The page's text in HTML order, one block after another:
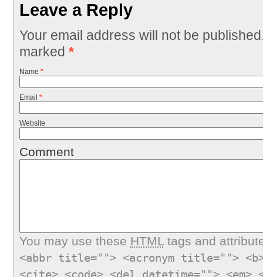
Leave a Reply
Your email address will not be
marked *
Name *
Email *
Website
Comment
You may use these HTMLtags and
<abbr title=""> <acronym title="">